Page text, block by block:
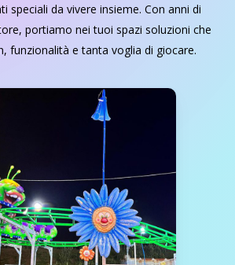
speciali da vivere insieme. Con anni di
portiamo nei tuoi spazi soluzioni che
funzionalità e tanta voglia di giocare.